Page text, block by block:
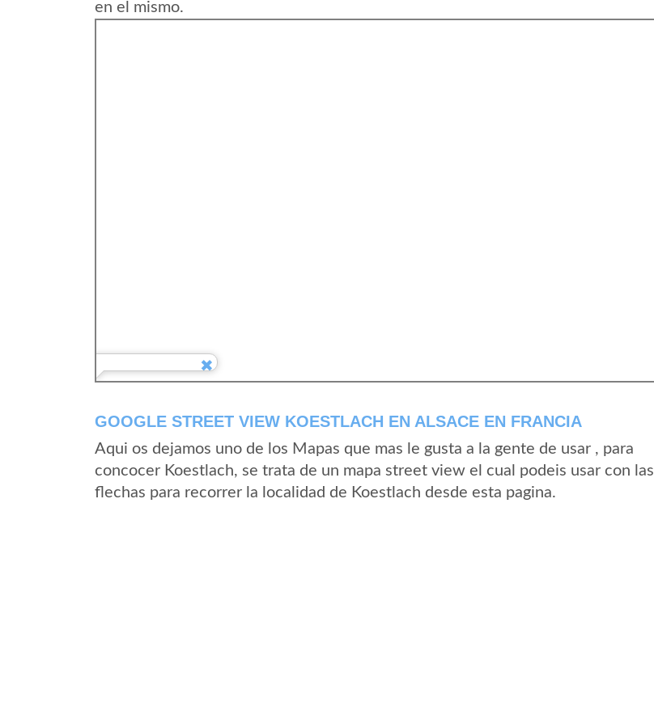
en el mismo.
GOOGLE STREET VIEW KOESTLACH EN ALSACE EN FRANCIA
Aqui os dejamos uno de los Mapas que mas le gusta a la gente de usar , para
concocer Koestlach, se trata de un mapa street view el cual podeis usar con las
flechas para recorrer la localidad de Koestlach desde esta pagina.